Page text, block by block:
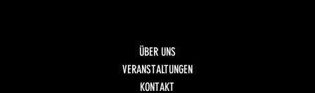
ÜBER UNS
VERANSTALTUNGEN
KONTAKT